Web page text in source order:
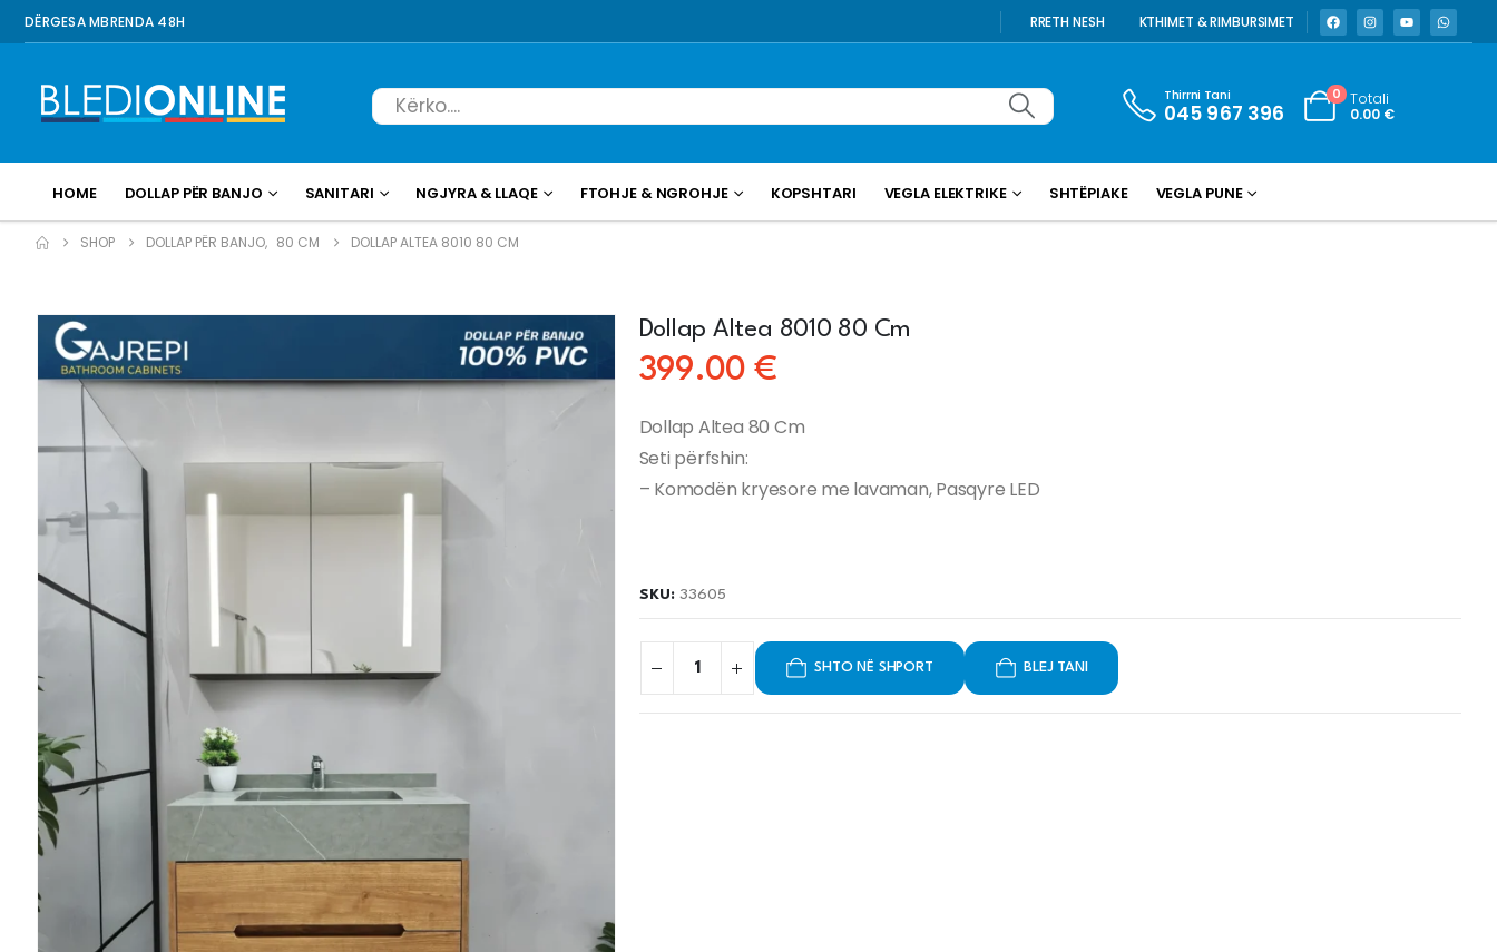
DËRGESA MBRENDA 48H RRETH NESH KTHIMET & RIMBURSIMET
Thirrni Tani
045 967 396
0 Totali
0.00 €
HOME DOLLAP PËR BANJO SANITARI NGJYRA & LLAQE FTOHJE & NGROHJE KOPSHTARI VEGLA ELEKTRIKE SHTËPIAKE VEGLA PUNE
SHOP DOLLAP PËR BANJO, 80 CM DOLLAP ALTEA 8010 80 CM
Dollap Altea 8010 80 Cm
399.00€
Dollap Altea 80 Cm
Seti përfshin:
– Komodën kryesore me lavaman, Pasqyre LED
SKU: 33605
SHTO NË SHPORT BLEJ TANI